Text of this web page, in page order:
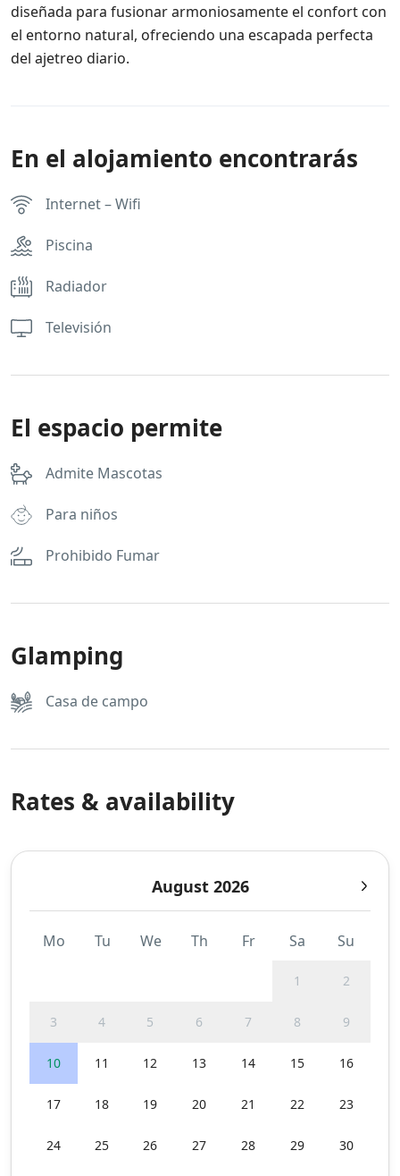
diseñada para fusionar armoniosamente el confort con
el entorno natural, ofreciendo una escapada perfecta
del ajetreo diario.
En el alojamiento encontrarás
Internet – Wifi
Piscina
Radiador
Televisión
El espacio permite
Admite Mascotas
Para niños
Prohibido Fumar
Glamping
Casa de campo
Rates & availability
August 2026
Mo Tu We Th Fr Sa Su
1 2
3 4 5 6 7 8 9
10 11 12 13 14 15 16
17 18 19 20 21 22 23
24 25 26 27 28 29 30